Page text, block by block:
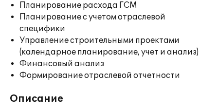
Планирование расхода ГСМ
Планирование с учетом отраслевой
специфики
Управление строительными проектами
(календарное планирование, учет и анализ)
Финансовый анализ
Формирование отраслевой отчетности
Описание